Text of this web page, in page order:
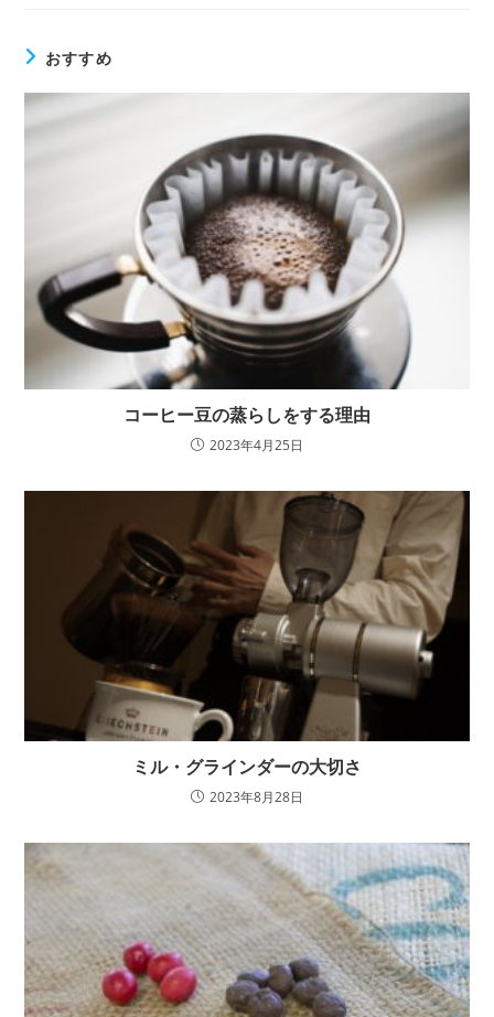
おすすめ
コーヒー豆の蒸らしをする理由
2023年4月25日
ミル・グラインダーの大切さ
2023年8月28日